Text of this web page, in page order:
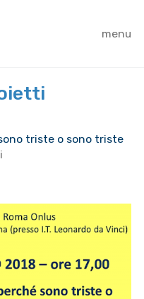
menu
triste o sono triste